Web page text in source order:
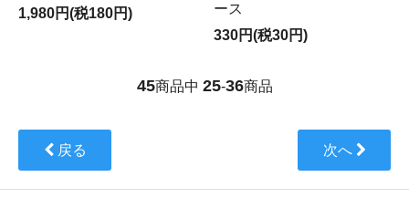
1,980円(税180円)
ース
330円(税30円)
45商品中 25-36商品
戻る 次へ